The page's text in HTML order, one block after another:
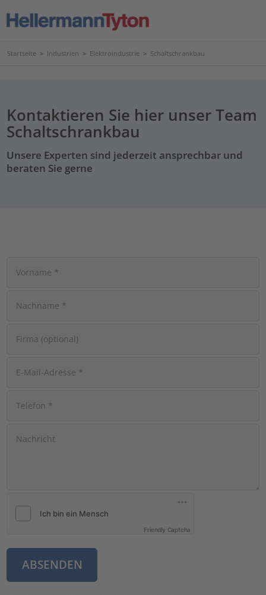
Startseite > Industrien > Elektroindustrie > Schaltschrankbau
Kontaktieren Sie hier unser Team
Schaltschrankbau
Unsere Experten sind jederzeit ansprechbar und
beraten Sie gerne
Friendly Captcha